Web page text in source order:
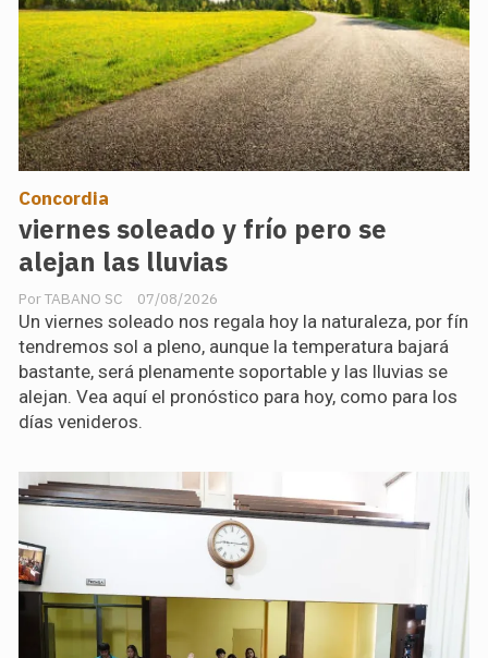
viernes soleado y frío pero se
alejan las lluvias
TABANO SC
Concordia
07/08/2026
Un viernes soleado nos regala hoy la naturaleza, por fín
tendremos sol a pleno, aunque la temperatura bajará
bastante, será plenamente soportable y las lluvias se
alejan. Vea aquí el pronóstico para hoy, como para los
días venideros.